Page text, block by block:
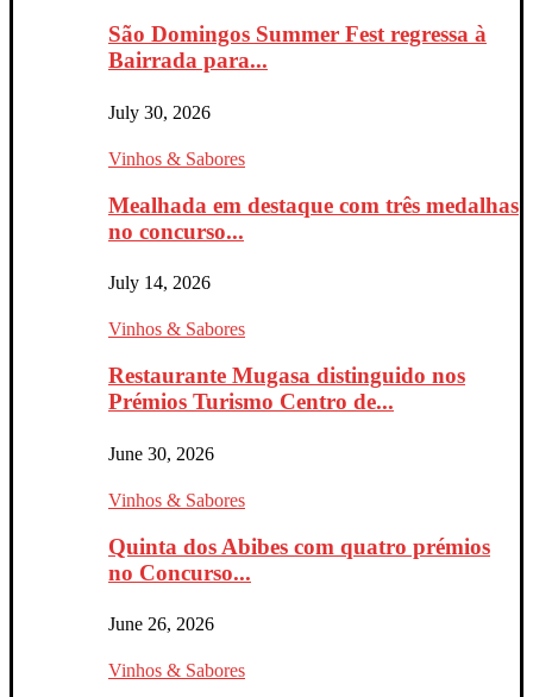
São Domingos Summer Fest regressa à
Bairrada para...
July 30, 2026
Vinhos & Sabores
Mealhada em destaque com três medalhas
no concurso...
July 14, 2026
Vinhos & Sabores
Restaurante Mugasa distinguido nos
Prémios Turismo Centro de...
June 30, 2026
Vinhos & Sabores
Quinta dos Abibes com quatro prémios
no Concurso...
June 26, 2026
Vinhos & Sabores